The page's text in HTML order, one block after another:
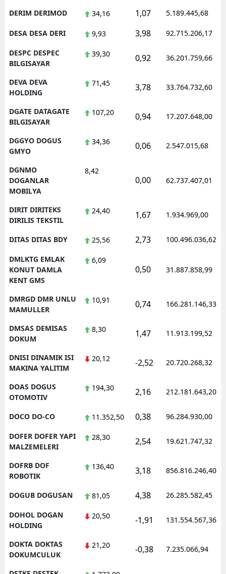
DERIM DERIMOD 34,16 1,07 5.189.445,68
DESA DESA DERI 9,93 3,98 92.715.206,17
DESPC DESPEC
BILGISAYAR
39,30 0,92 36.201.759,66
DEVA DEVA
HOLDING
71,45 3,78 33.764.732,60
DGATE DATAGATE
BILGISAYAR
107,20 0,94 17.207.648,00
DGGYO DOGUS
GMYO
34,36 0,06 2.547.015,68
DGNMO
DOGANLAR
MOBILYA
8,42
0,00 62.737.407,01
DIRIT DIRITEKS
DIRILIS TEKSTIL
24,40 1,67 1.934.969,00
DITAS DITAS BDY 25,56 2,73 100.496.036,62
DMLKTG EMLAK
KONUT DAMLA
KENT GMS
6,09
0,50 31.887.858,99
DMRGD DMR UNLU
MAMULLER
10,91 0,74 166.281.146,33
DMSAS DEMISAS
DOKUM
8,30 1,47 11.913.199,52
DNISI DINAMIK ISI
MAKINA YALITIM
20,12 -2,52 20.720.268,32
DOAS DOGUS
OTOMOTIV
194,30 2,16 212.181.643,20
DOCO DO-CO 11.352,50 0,38 96.284.930,00
DOFER DOFER YAPI
MALZEMELERI
28,30 2,54 19.621.747,32
DOFRB DOF
ROBOTIK
136,40 3,18 856.816.246,40
DOGUB DOGUSAN 81,05 4,38 26.285.582,45
DOHOL DOGAN
HOLDING
20,50 -1,91 131.554.567,36
DOKTA DOKTAS
DOKUMCULUK
21,20 -0,38 7.235.066,94